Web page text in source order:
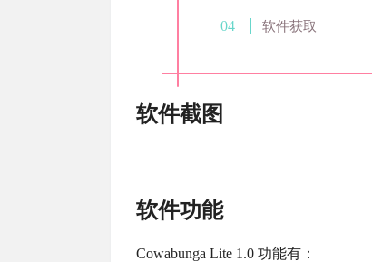
软件获取
软件截图
软件功能
Cowabunga Lite 1.0 功能有：